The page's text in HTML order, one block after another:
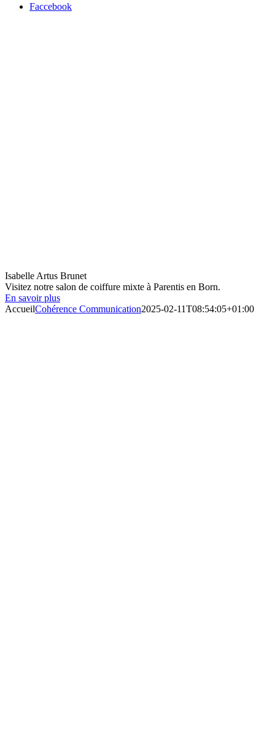
Faccebook
Isabelle Artus Brunet
Visitez notre salon de coiffure mixte à Parentis en Born.
En savoir plus
AccueilCohérence Communication2025-02-11T08:54:05+01:00